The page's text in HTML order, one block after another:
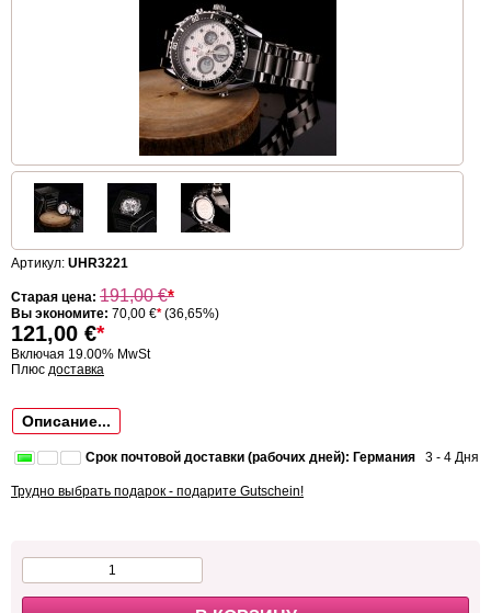
Артикул: UHR3221
Старая цена: 191,00€*
Вы экономите: 70,00 €*(36,65%)
121,00 €*
Включая 19.00% MwSt
Плюс доставка
Описание...
Срок почтовой доставки (рабочих дней): Германия 3 - 4 Дня
Трудно выбрать подарок - подарите Gutschein!